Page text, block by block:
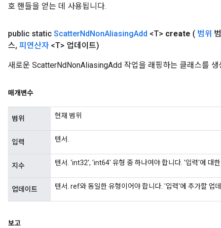
호 핸들을 얻는 데 사용됩니다.
public static ScatterNdNonAliasingAdd <T> create ( 범위
스, 피연산자 <T> 업데이트)
새로운 ScatterNdNonAliasingAdd 작업을 래핑하는 클래스를 생
매개변수
범위 현재 범위
입력 텐서.
지수 텐서. 'int32', 'int64' 유형 중 하나여야 합니다. '입력'에 대
업데이트 텐서. ref와 동일한 유형이어야 합니다. '입력'에 추가할 업
보고